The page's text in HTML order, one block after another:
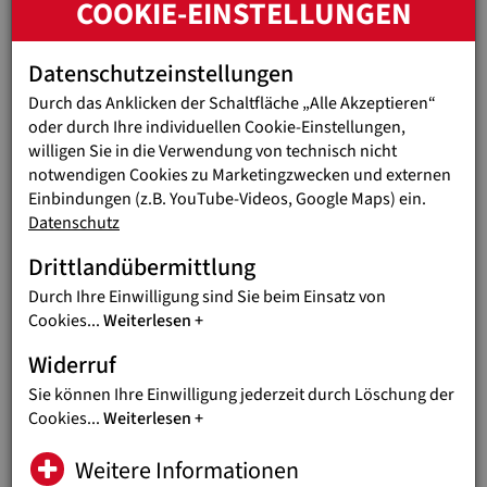
Die Bevölkerung gibt nicht auf und bleibt
mutig, dennoch ist es für viele Familien nicht
mehr zu schaffen
© SDB
Previous
Nahrhaftes Essen für 750 Kinder
Angesichts der dramatischen Lage im Landhabendie
Salesianer Don Boscos ihre Hilfe nun sogar
Einrichtungen des Netzwerkes „Red de Casas Don Bosco“, die
Kindern und Jugendlichen in Risikosituationen Zuflucht
COOKIE-EINSTELLUNGEN
Datenschutzeinstellungen
Durch das Anklicken der Schaltfläche „Alle Akzeptieren“
oder durch Ihre individuellen Cookie-Einstellungen,
willigen Sie in die Verwendung von technisch nicht
notwendigen Cookies zu Marketingzwecken und externen
Einbindungen (z.B. YouTube-Videos, Google Maps) ein.
Datenschutz
Drittlandübermittlung
Durch Ihre Einwilligung sind Sie beim Einsatz von
Cookies...Weiterlesen
Widerruf
Sie können Ihre Einwilligung jederzeit durch Löschung der
Cookies...Weiterlesen
Weitere Informationen